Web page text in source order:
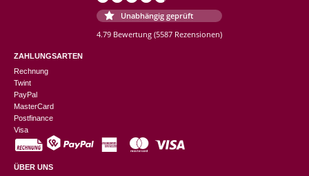
Unabhängig geprüft
4.79 Bewertung (5587 Rezensionen)
ZAHLUNGSARTEN
Rechnung
Twint
PayPal
MasterCard
Postfinance
Visa
ÜBER UNS